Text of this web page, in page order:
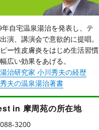
年自宅温泉湯治を発表し、テ
演、講演会で意欲的に提唱。
ー性皮膚炎をはじめ生活習慣
広い効果をあげる。
治研究家 小川秀夫の経歴
夫の温泉湯治著書
in 摩周苑の所在地
3200